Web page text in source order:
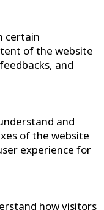
certain
of the website
and
and
of the website
experience for
how visitors